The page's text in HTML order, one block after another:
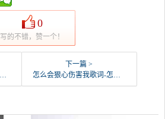
0
写的不错，赞一个！
下一篇 >
怎么会狠心伤害我歌词-怎么会狠心伤害我LRC歌词-郑源